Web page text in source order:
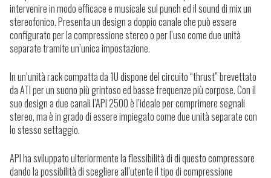
intervenire in modo efficace e musicale sul punch ed il sound di mix un
stereofonico. Presenta un design a doppio canale che può essere
configurato per la compressione stereo o per l’uso come due unità
separate tramite un’unica impostazione.
In un’unità rack compatta da 1U dispone del circuito “thrust” brevettato
da ATI per un suono più grintoso ed basse frequenze più corpose. Con il
suo design a due canali l’API 2500 è l’ideale per comprimere segnali
stereo, ma è in grado di essere impiegato come due unità separate con
lo stesso settaggio.
API ha sviluppato ulteriormente la flessibilità di di questo compressore
dando la possibilità di scegliere all’utente il tipo di compressione